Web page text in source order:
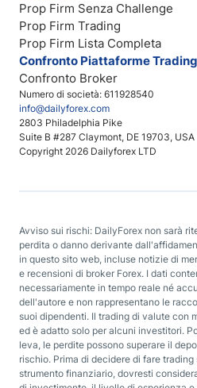
Numero di società: 611928540
info@dailyforex.com
2803 Philadelphia Pike
Suite B #287 Claymont, DE 19703, USA
Copyright 2026 Dailyforex LTD
Prop Firm Senza Challenge
Prop Firm Trading
Prop Firm Lista Completa
Confronto Piattaforme Trading
Confronto Broker
Avviso sui rischi: DailyForex non sarà
perdita o danno derivante
in questo sito web, incluse notizie di
e recensioni di broker Forex. I dati
necessariamente in tempo reale né
dell'autore e non rappresentano le
suoi dipendenti. Il trading di valute con
ed è adatto solo per alcuni investitori.
leva, le perdite possono superare il
rischio. Prima di decidere di fare
strumento finanziario, dovresti